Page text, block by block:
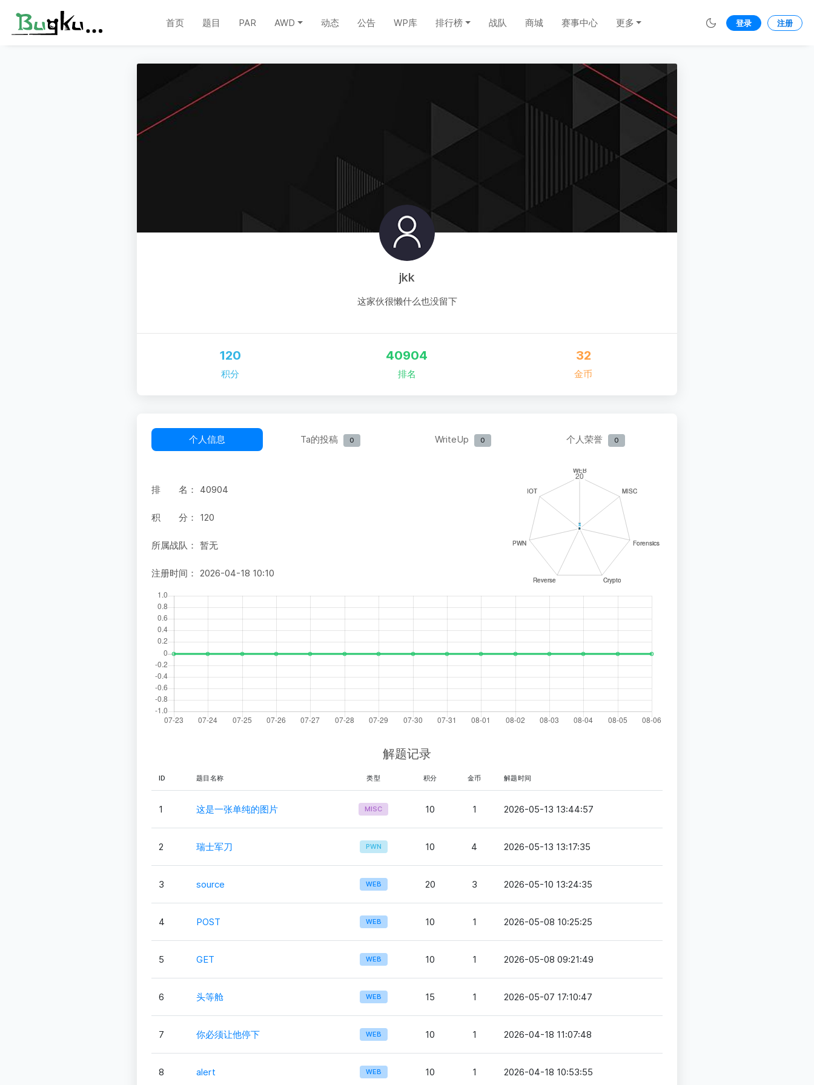
首页 题目 PAR AWD 动态 公告 WP库 排行榜 战队 商城 赛事中心 更多 登录 注册
jkk
这家伙很懒什么也没留下
120
积分
40904
排名
32
金币
个人信息 Ta的投稿 0 WriteUp 0 个人荣誉 0
排 名： 40904
积 分： 120
所属战队： 暂无
注册时间： 2026-04-18 10:10
解题记录
ID 题目名称 类型 积分 金币 解题时间
1 这是一张单纯的图片 MISC 10 1 2026-05-13 13:44:57
2 瑞士军刀 PWN 10 4 2026-05-13 13:17:35
3 source WEB 20 3 2026-05-10 13:24:35
4 POST WEB 10 1 2026-05-08 10:25:25
5 GET WEB 10 1 2026-05-08 09:21:49
6 头等舱 WEB 15 1 2026-05-07 17:10:47
7 你必须让他停下 WEB 10 1 2026-04-18 11:07:48
8 alert WEB 10 1 2026-04-18 10:53:55